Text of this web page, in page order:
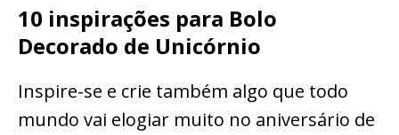
10 inspirações para Bolo
Decorado de Unicórnio
Inspire-se e crie também algo que todo
mundo vai elogiar muito no aniversário de